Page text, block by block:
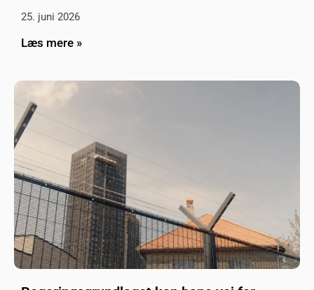
25. juni 2026
Læs mere »